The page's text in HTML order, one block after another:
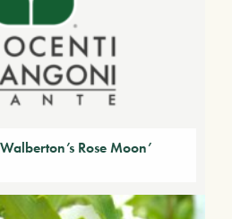
Rose Moon’